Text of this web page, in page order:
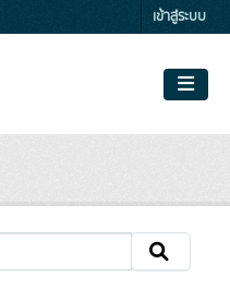
เข้าสู่ระบบ